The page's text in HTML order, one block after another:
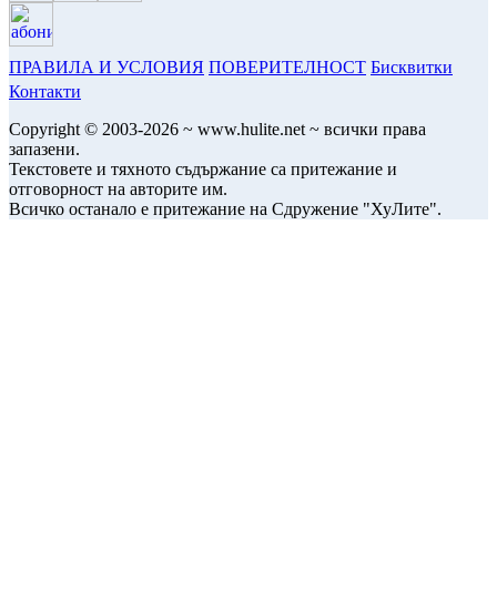
ПРАВИЛА И УСЛОВИЯ ПОВЕРИТЕЛНОСТ Бисквитки
Контакти
Copyright © 2003-2026 ~ www.hulite.net ~ всички права
запазени.
Текстовете и тяхното съдържание са притежание и
отговорност на авторите им.
Всичко останало е притежание на Сдружение "ХуЛите".